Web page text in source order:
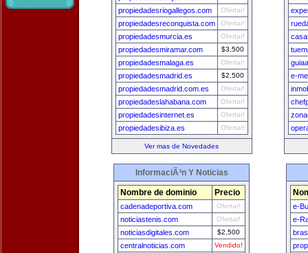
propiedadesriogallegos.com Ofertar!
propiedadesreconquista.com Ofertar!
propiedadesmurcia.es Ofertar!
propiedadesmiramar.com $3,500
propiedadesmalaga.es Ofertar!
propiedadesmadrid.es $2,500
propiedadesmadrid.com.es Ofertar!
propiedadeslahabana.com Ofertar!
propiedadesinternet.es Ofertar!
propiedadesibiza.es Ofertar!
Ver mas de Novedades
e-
InformaciÃ³n Y Noticias
Nombre de dominio Precio
cadenadeportiva.com Ofertar!
noticiastenis.com Ofertar!
noticiasdigitales.com $2,500
centralnoticias.com Vendido!
e-
e-